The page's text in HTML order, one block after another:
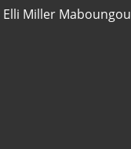
Elli Miller Maboungou